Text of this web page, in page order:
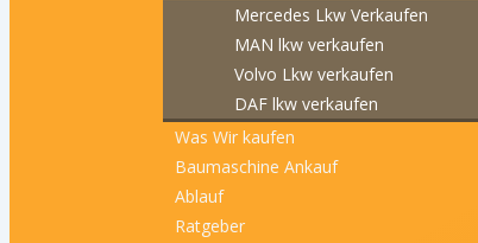
Mercedes Lkw Verkaufen
MAN lkw verkaufen
Volvo Lkw verkaufen
DAF lkw verkaufen
Was Wir kaufen
Baumaschine Ankauf
Ablauf
Ratgeber